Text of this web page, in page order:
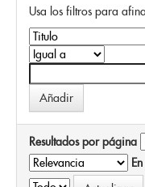
Usa los filtros para
Resultados por página